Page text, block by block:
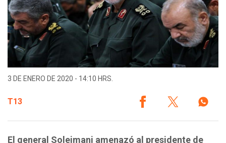
3 DE ENERO DE 2020 - 14:10 HRS.
T13
El general Soleimani amenazó al presidente de